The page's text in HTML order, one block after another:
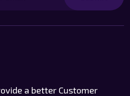
a better Customer